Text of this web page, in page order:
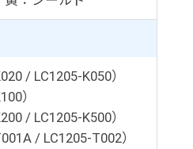
/ LC1205-K050）
）
/ LC1205-K500）
/ LC1205-T002）